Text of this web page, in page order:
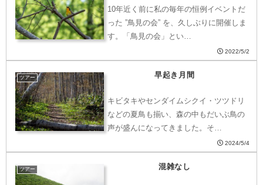
10年近く前に私の毎年の恒例イベントだ
った ”鳥見の会” を、久しぶりに開催しま
す。「鳥見の会」とい…
2022/5/2
ツアー 早起き月間
キビタキやセンダイムシクイ・ツツドリ
などの夏鳥も揃い、森の中もだいぶ鳥の
声が盛んになってきました。そ…
2024/5/4
ツアー 混雑なし